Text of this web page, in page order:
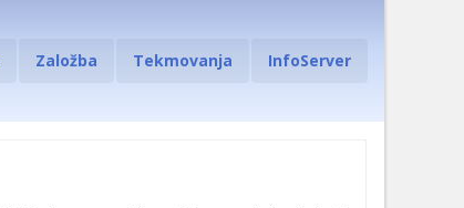
Založba Tekmovanja InfoServer